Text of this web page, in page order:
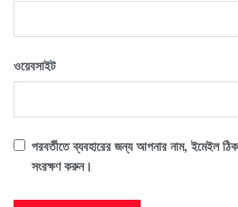
ওয়েবসাইট
পরবর্তীতে ব্যবহারের জন্য আপনার নাম, ইমেইল
সংরক্ষণ করুন।